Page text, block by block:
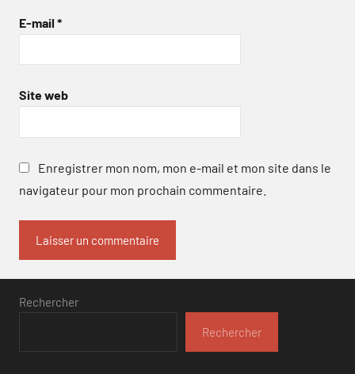
E-mail *
Site web
Enregistrer mon nom, mon e-mail et mon site dans le
navigateur pour mon prochain commentaire.
Rechercher
Rechercher